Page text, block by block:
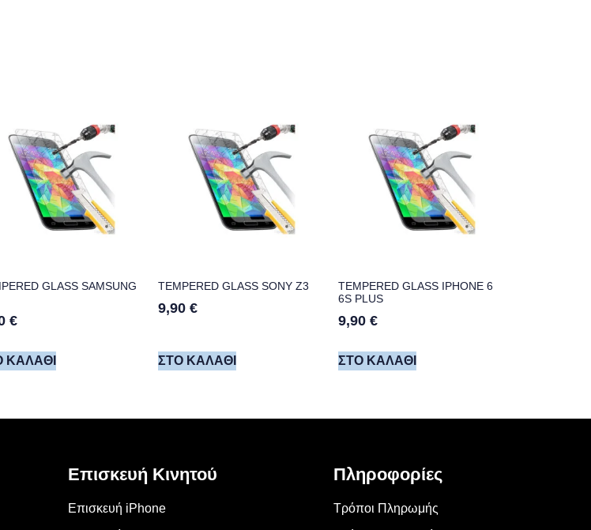
GLASS SAMSUNG
€
ΚΑΛΆΘΙ
TEMPERED GLASS SONY Z3
9,90 €
ΣΤΟ ΚΑΛΆΘΙ
TEMPERED GLASS IPHONE 6
6S PLUS
9,90 €
ΣΤΟ ΚΑΛΆΘΙ
Επισκευή Κινητού
Επισκευή iPhone
Πληροφορίες
Τρόποι Πληρωμής